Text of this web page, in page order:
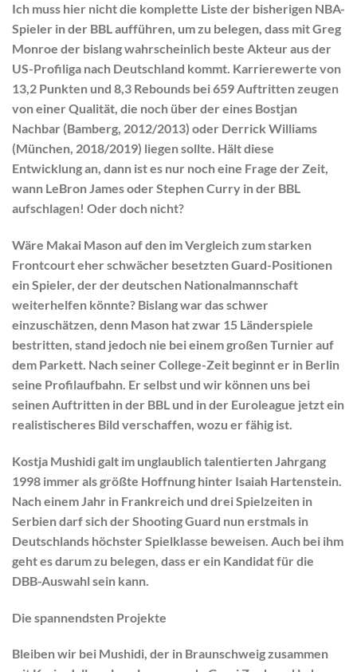
Ich muss hier nicht die komplette Liste der bisherigen NBA-
Spieler in der BBL aufführen, um zu belegen, dass mitGreg
Monroe der bislang wahrscheinlich beste Akteur aus der
US-Profiliga nach Deutschland kommt. Karrierewerte von
13,2 Punkten und 8,3 Rebounds bei 659 Auftritten zeugen
von einer Qualität, die noch über der eines Bostjan
Nachbar (Bamberg, 2012/2013) oder Derrick Williams
(München, 2018/2019) liegen sollte. Hält diese
Entwicklung an, dann ist es nur noch eine Frage der Zeit,
wann LeBron Jamesoder Stephen Curry in der BBL
aufschlagen! Oder doch nicht?
Wäre Makai Masonauf den im Vergleich zum starken
Frontcourt eher schwächer besetzten Guard-Positionen
ein Spieler, der der deutschen Nationalmannschaft
weiterhelfen könnte? Bislang war das schwer
einzuschätzen, denn Mason hat zwar 15 Länderspiele
bestritten, stand jedoch nie bei einem großen Turnier auf
dem Parkett. Nach seiner College-Zeit beginnt er in Berlin
seine Profilaufbahn. Er selbst und wir können uns bei
seinen Auftritten in der BBL und in der Euroleague jetzt ein
realistischeres Bild verschaffen, wozu er fähig ist.
Kostja Mushidigalt im unglaublich talentierten Jahrgang
1998 immer als größte Hoffnung hinter Isaiah Hartenstein
Nach einem Jahr in Frankreich und drei Spielzeiten in
Serbien darf sich der Shooting Guard nun erstmals in
Deutschlands höchster Spielklasse beweisen. Auch bei ihm
geht es darum zu belegen, dass er ein Kandidat für die
DBB-Auswahl sein kann.
Die spannendsten Projekte
Bleiben wir bei Mushidi, der in Braunschweig zusammen